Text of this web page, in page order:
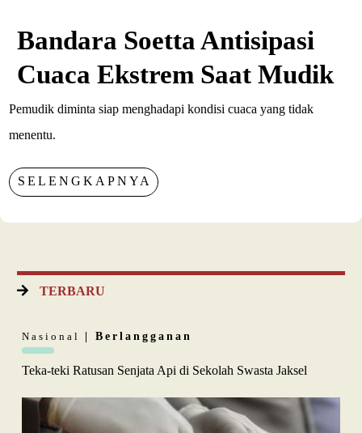
Bandara Soetta Antisipasi
Cuaca Ekstrem Saat Mudik
Pemudik diminta siap menghadapi kondisi cuaca yang tidak
menentu.
SELENGKAPNYA
TERBARU
Nasional | Berlangganan
Teka-teki Ratusan Senjata Api di Sekolah Swasta Jaksel